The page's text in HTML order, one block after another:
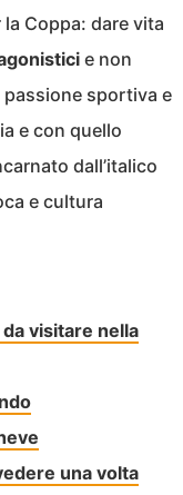
Coppa: dare vita
e non
passione sportiva e
e con quello
dall’italico
e cultura
visitare nella
una volta